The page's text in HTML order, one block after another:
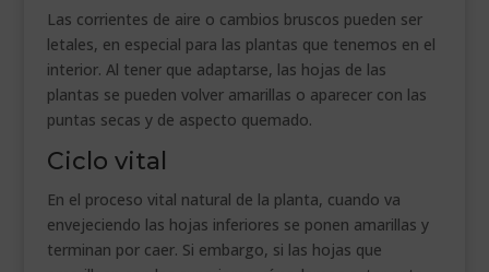
Las corrientes de aire o cambios bruscos pueden ser
letales, en especial para las plantas que tenemos en el
interior. Al tener que adaptarse, las hojas de las
plantas se pueden volver amarillas o aparecer con las
puntas secas y de aspecto quemado.
Ciclo vital
En el proceso vital natural de la planta, cuando va
envejeciendo las hojas inferiores se ponen amarillas y
terminan por caer. Si embargo, si las hojas que